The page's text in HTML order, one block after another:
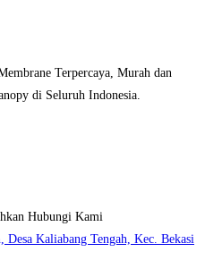
Terpercaya, Murah dan
di Seluruh Indonesia.
Hubungi Kami
Desa Kaliabang Tengah, Kec. Bekasi